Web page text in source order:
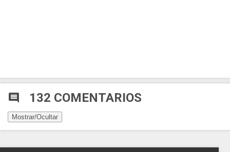
comment 132 COMENTARIOS
Mostrar/Ocultar